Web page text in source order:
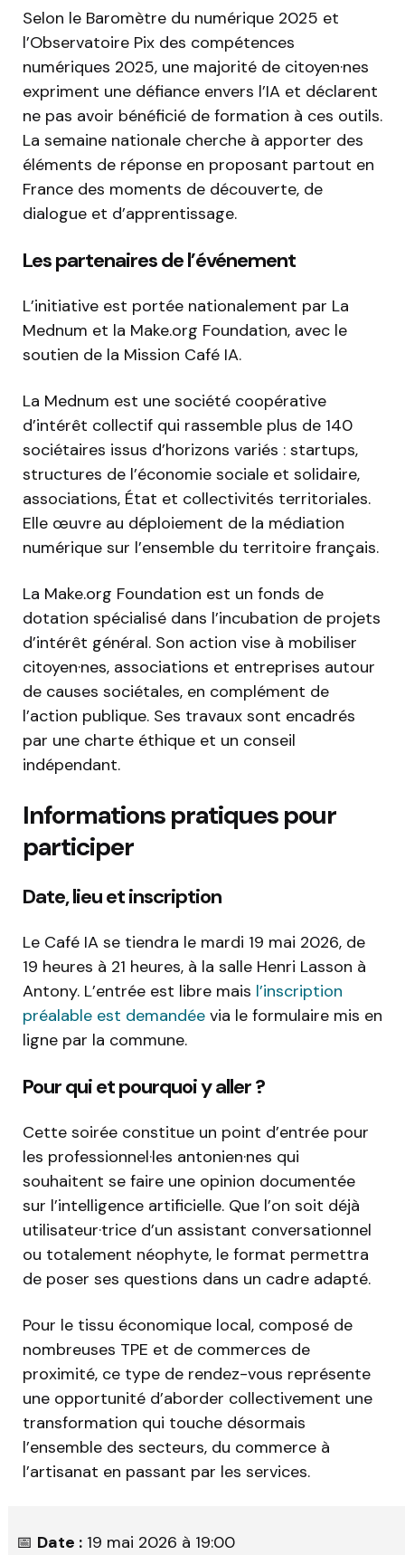
Selon le Baromètre du numérique 2025 et
l’Observatoire Pix des compétences
numériques 2025, une majorité de citoyen·nes
expriment une défiance envers l’IA et déclarent
ne pas avoir bénéficié de formation à ces outils.
La semaine nationale cherche à apporter des
éléments de réponse en proposant partout en
France des moments de découverte, de
dialogue et d’apprentissage.
Les partenaires de l’événement
L’initiative est portée nationalement par La
Mednum et la Make.org Foundation, avec le
soutien de la Mission Café IA.
La Mednum est une société coopérative
d’intérêt collectif qui rassemble plus de 140
sociétaires issus d’horizons variés : startups,
structures de l’économie sociale et solidaire,
associations, État et collectivités territoriales.
Elle œuvre au déploiement de la médiation
numérique sur l’ensemble du territoire français.
La Make.org Foundation est un fonds de
dotation spécialisé dans l’incubation de projets
d’intérêt général. Son action vise à mobiliser
citoyen·nes, associations et entreprises autour
de causes sociétales, en complément de
l’action publique. Ses travaux sont encadrés
par une charte éthique et un conseil
indépendant.
Informations pratiques pour
participer
Date, lieu et inscription
Le Café IA se tiendra le mardi 19 mai 2026, de
19 heures à 21 heures, à la salle Henri Lasson à
Antony. L’entrée est libre mais l’inscription
préalable est demandée via le formulaire mis en
ligne par la commune.
Pour qui et pourquoi y aller ?
Cette soirée constitue un point d’entrée pour
les professionnel·les antonien·nes qui
souhaitent se faire une opinion documentée
sur l’intelligence artificielle. Que l’on soit déjà
utilisateur·trice d’un assistant conversationnel
ou totalement néophyte, le format permettra
de poser ses questions dans un cadre adapté.
Pour le tissu économique local, composé de
nombreuses TPE et de commerces de
proximité, ce type de rendez-vous représente
une opportunité d’aborder collectivement une
transformation qui touche désormais
l’ensemble des secteurs, du commerce à
l’artisanat en passant par les services.
📅 Date : 19 mai 2026 à 19:00